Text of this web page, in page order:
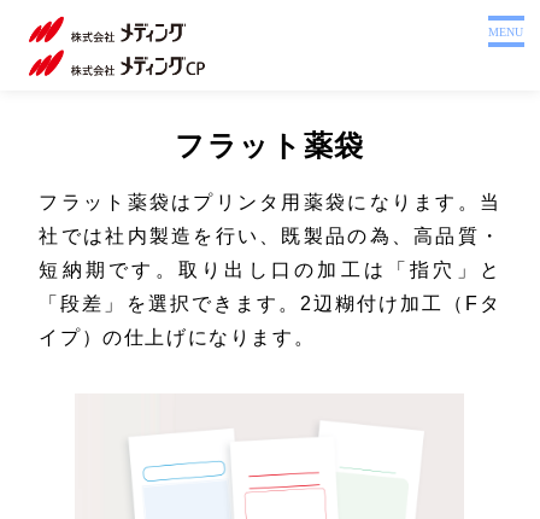
MENU
ホーム
製品を探す
会社案内
採用情報
注文書
フラット薬袋
フラット薬袋はプリンタ用薬袋になります。当
社では社内製造を行い、既製品の為、高品質・
短納期です。取り出し口の加工は「指穴」と
「段差」を選択できます。2辺糊付け加工（Fタ
イプ）の仕上げになります。